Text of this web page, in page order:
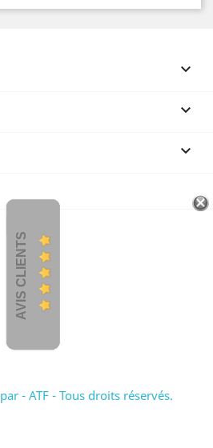



AVIS CLIENTS
- ATF - Tous droits réservés.